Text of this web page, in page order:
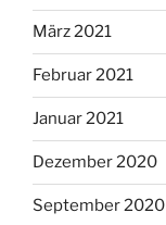
März 2021
Februar 2021
Januar 2021
Dezember 2020
September 2020